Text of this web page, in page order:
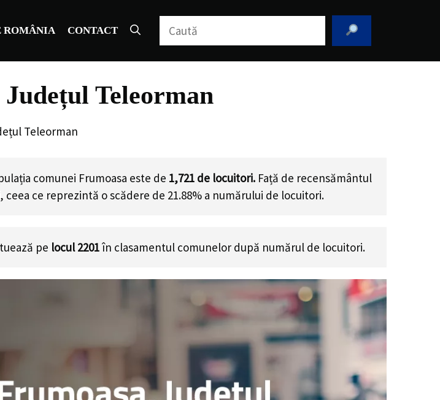
ROMÂNIA CONTACT Caută
Teleorman
Teleorman
comunei Frumoasa este de 1,721 de locuitori. Față de recensământul
ceea ce reprezintă o scădere de 21.88% a numărului de locuitori.
pe locul 2201în clasamentul comunelor după numărul de locuitori.